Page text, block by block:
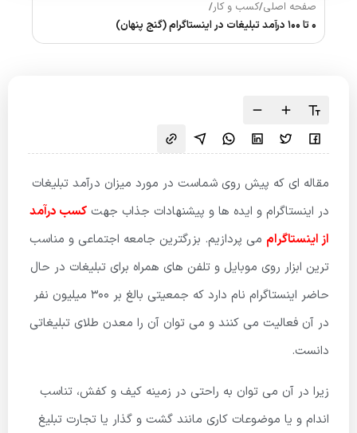
صفحه اصلی/کسب و کار/
0 تا 100 درآمد تبلیغات در اینستاگرام (گنج پنهان)
مقاله ای که پیش روی شماست در مورد میزان درآمد تبلیغات
در اینستاگرام و ایده ها و پیشنهادات جذاب جهت کسب درآمد
از اینستاگرام می پردازیم. بزرگترین جامعه اجتماعی و مناسب
ترین ابزار روی موبایل و تلفن های همراه برای تبلیغات در حال
حاضر اینستاگرام نام دارد که جمعیتی بالغ بر 300 میلیون نفر
در آن فعالیت می کنند و می توان آن را معدن طلای تبلیغاتی
دانست.
زیرا در آن می توان به راحتی در زمینه کیف و کفش، تناسب
اندام و یا موضوعات کاری مانند گشت و گذار یا تجارت تبلیغ